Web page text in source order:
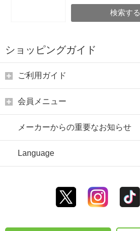
検索する
ショッピングガイド
ご利用ガイド
会員メニュー
メーカーからの重要なお知らせ
Language